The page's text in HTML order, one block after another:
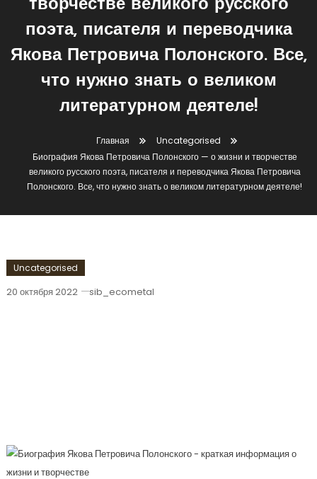
творчестве великого русского
поэта, писателя и переводчика
Якова Петровича Полонского. Все,
что нужно знать о великом
литературном деятеле!
Главная
Uncategorised
Биография Якова Петровича Полонского — о жизни и творчестве
великого русского поэта, писателя и переводчика Якова Петровича
Полонского. Все, что нужно знать о великом литературном деятеле!
Uncategorised
20 октября 2022 sib_ecometal